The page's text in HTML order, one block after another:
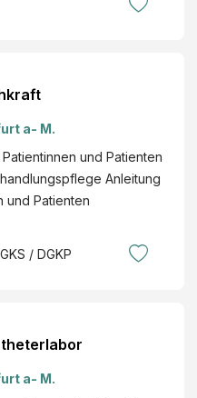
a- M.
und Patienten
Anleitung
und Patienten
/ DGKP
a- M.